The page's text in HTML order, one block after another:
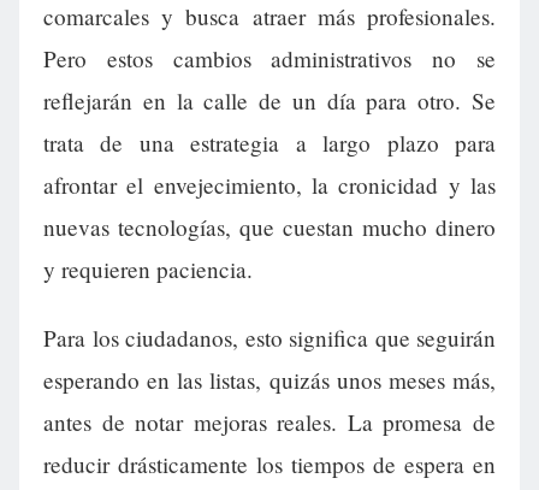
comarcales y busca atraer más profesionales.
Pero estos cambios administrativos no se
reflejarán en la calle de un día para otro. Se
trata de una estrategia a largo plazo para
afrontar el envejecimiento, la cronicidad y las
nuevas tecnologías, que cuestan mucho dinero
y requieren paciencia.
Para los ciudadanos, esto significa que seguirán
esperando en las listas, quizás unos meses más,
antes de notar mejoras reales. La promesa de
reducir drásticamente los tiempos de espera en